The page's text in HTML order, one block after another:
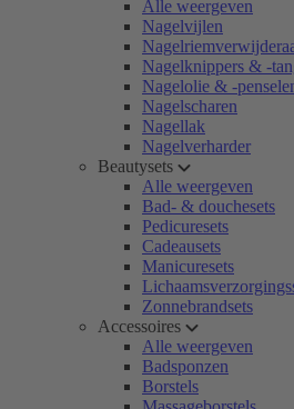
Alle weergeven
Nagelvijlen
Nagelknippers & -
Nagelolie & -
Nagelscharen
Nagellak
Nagelverharder
Beautysets
Alle weergeven
Bad- & douchesets
Pedicuresets
Cadeausets
Manicuresets
Zonnebrandsets
Accessoires
Alle weergeven
Badsponzen
Borstels